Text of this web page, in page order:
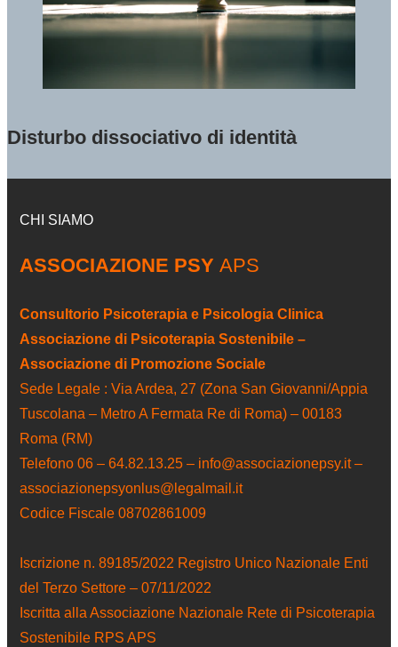
Disturbo dissociativo di identità
CHI SIAMO
ASSOCIAZIONE PSY APS
Consultorio Psicoterapia e Psicologia Clinica
Associazione di Psicoterapia Sostenibile –
Associazione di Promozione Sociale
Sede Legale : Via Ardea, 27 (Zona San Giovanni/Appia
Tuscolana – Metro A Fermata Re di Roma) – 00183
Roma (RM)
Telefono 06 – 64.82.13.25 – info@associazionepsy.it –
associazionepsyonlus@legalmail.it
Codice Fiscale 08702861009
Iscrizione n. 89185/2022 Registro Unico Nazionale Enti
del Terzo Settore – 07/11/2022
Iscritta alla Associazione Nazionale Rete di Psicoterapia
Sostenibile RPS APS